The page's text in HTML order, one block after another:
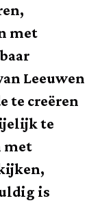
met
Leeuwen
te creëren
te
met
is